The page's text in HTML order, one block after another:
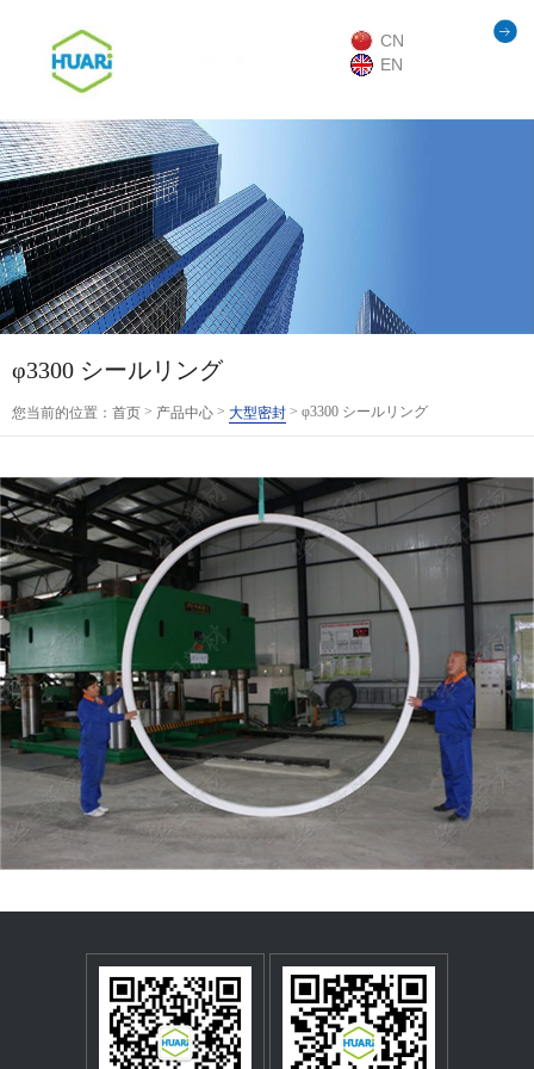
CN
EN
φ3300 シールリング
您当前的位置： 首页 > 产品中心 > 大型密封 > φ3300 シールリング